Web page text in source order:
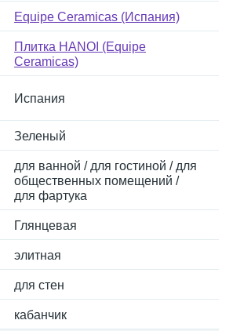
Equipe Ceramicas (Испания)
Плитка HANOI (Equipe
Ceramicas)
Испания
Зеленый
для ванной / для гостиной / для
общественных помещений /
для фартука
Глянцевая
элитная
для стен
кабанчик